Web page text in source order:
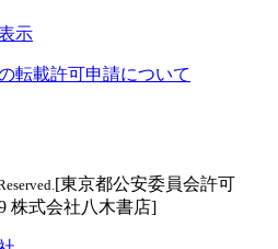
示
転載許可申請について
[東京都公安委員会許可
株式会社八木書店]